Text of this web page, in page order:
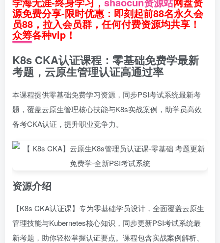
源免费分享-限时优惠：即刻起前88名永久会
员88，拉入会员群，任何付费资源均共享！
众筹各种vip！
K8s CKA认证课程：零基础免费学最新
考题，云原生管理认证高通过率
本课程提供零基础免费学习资源，同步PSI考试系统最新考
题，覆盖云原生管理核心技能与K8s实战案例，助学员高效
备考CKA认证，提升职业竞争力。
资源介绍
【K8s CKA认证课】专为零基础学员设计，全面覆盖云原生
管理技能与Kubernetes核心知识，同步更新PSI考试系统最
新考题，助你轻松掌握认证要点。课程包含实战案例解析、